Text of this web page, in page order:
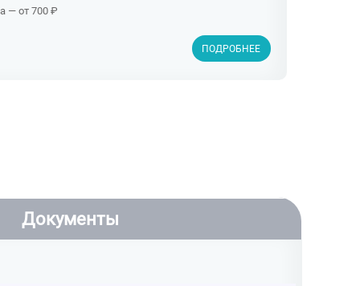
— от 700 ₽
ПОДРОБНЕЕ
Документы